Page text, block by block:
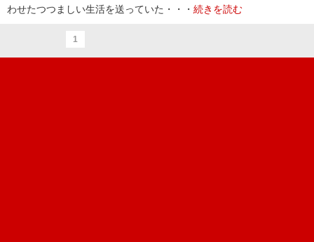
わせたつつましい生活を送っていた・・・ 続きを読む
1